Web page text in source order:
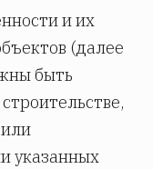
и их
(далее
быть
указанных